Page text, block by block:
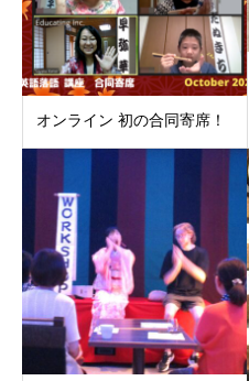
オンライン 初の合同寄席！